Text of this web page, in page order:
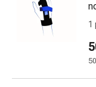
pelle
Calli
e
1